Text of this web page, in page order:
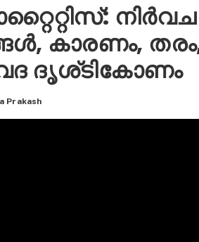
കാരണം,
ദൃശ്ടികോണം
Prakash